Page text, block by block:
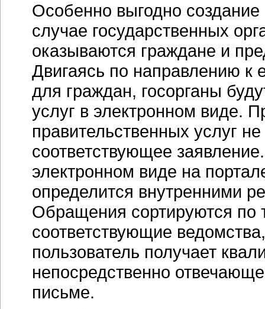
Особенно выгодно
случае государственных
оказываются граждане и
Двигаясь по направлению к
для граждан, госорганы
услуг в электронном виде.
правительственных услуг
соответствующее
электронном виде на
определится внутренними
Обращения сортируются по
соответствующие
пользователь получает
непосредственно
письме.